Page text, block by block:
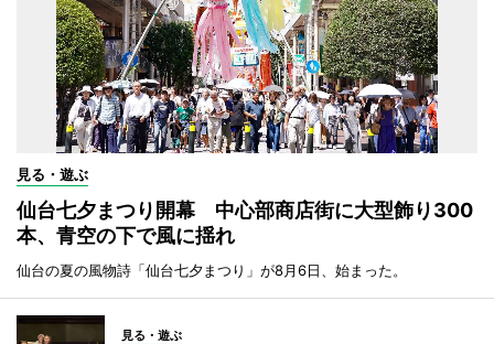
見る・遊ぶ
仙台七夕まつり開幕 中心部商店街に大型飾り300
本、青空の下で風に揺れ
仙台の夏の風物詩「仙台七夕まつり」が8月6日、始まった。
見る・遊ぶ